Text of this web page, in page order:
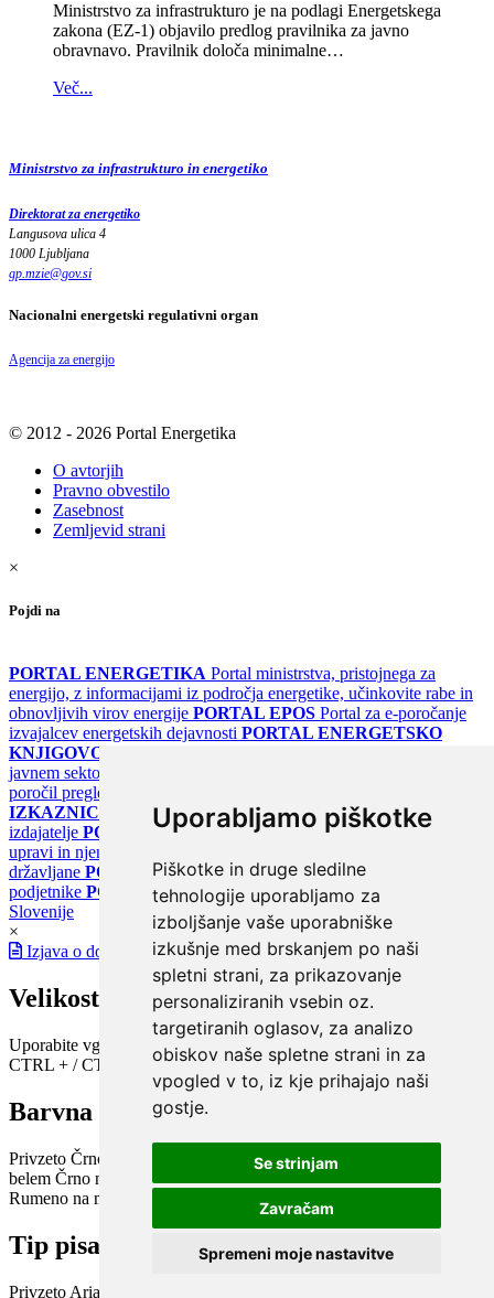
Uporabljamo piškotke
Piškotke in druge sledilne
tehnologije uporabljamo za
izboljšanje vaše uporabniške
izkušnje med brskanjem po naši
spletni strani, za prikazovanje
personaliziranih vsebin oz.
targetiranih oglasov, za analizo
obiskov naše spletne strani in za
vpogled v to, iz kje prihajajo naši
gostje.
Se strinjam
Zavračam
Spremeni moje nastavitve
Ministrstvo za infrastrukturo je na podlagi Energetskega
zakona (EZ-1) objavilo predlog pravilnika za javno
obravnavo. Pravilnik določa minimalne…
Več...
Ministrstvo za infrastrukturo in energetiko
Direktorat za energetiko
Langusova ulica 4
1000 Ljubljana
gp.mzie@gov.si
Nacionalni energetski regulativni organ
Agencija za energijo
© 2012 - 2026 Portal Energetika
O avtorjih
Pravno obvestilo
Zasebnost
Zemljevid strani
×
Pojdi na
PORTAL ENERGETIKA Portal ministrstva, pristojnega za
energijo, z informacijami iz področja energetike, učinkovite rabe in
obnovljivih virov energije PORTAL EPOS Portal za e-poročanje
izvajalcev energetskih dejavnosti PORTAL ENERGETSKO
KNJIGOVODSTVO
javnem sektorju
poročil pregledov klimatskih sistemov
IZKAZNICE
Register energetskih izkaznic - za izdelovalce in
izdajatelje PORTAL GOV.SI Osrednje spletno mesto o državni
upravi in njenih storitvah
državljane PORTAL SPOT Državni portal za podjetja in
podjetnike PORTAL OPSI Državni portal odprtih podatkov
Slovenije
×
Izjava o dostopnosti
Velikost pisave
Uporabite vgrajeno funkcijo brskalnika
CTRL + / CTRL -
Barvna shema
Privzeto Črno na belem Belo na črnem Črno na bež
belem Črno na zelenem
Modro na rumenem
Rumeno na modrem
Turkizno na črnem Črno na vijoličnem
Tip pisave
Privzeto Arial